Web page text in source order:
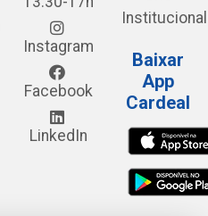
Instagram
Facebook
LinkedIn
Institucional
Baixar
App
Cardeal